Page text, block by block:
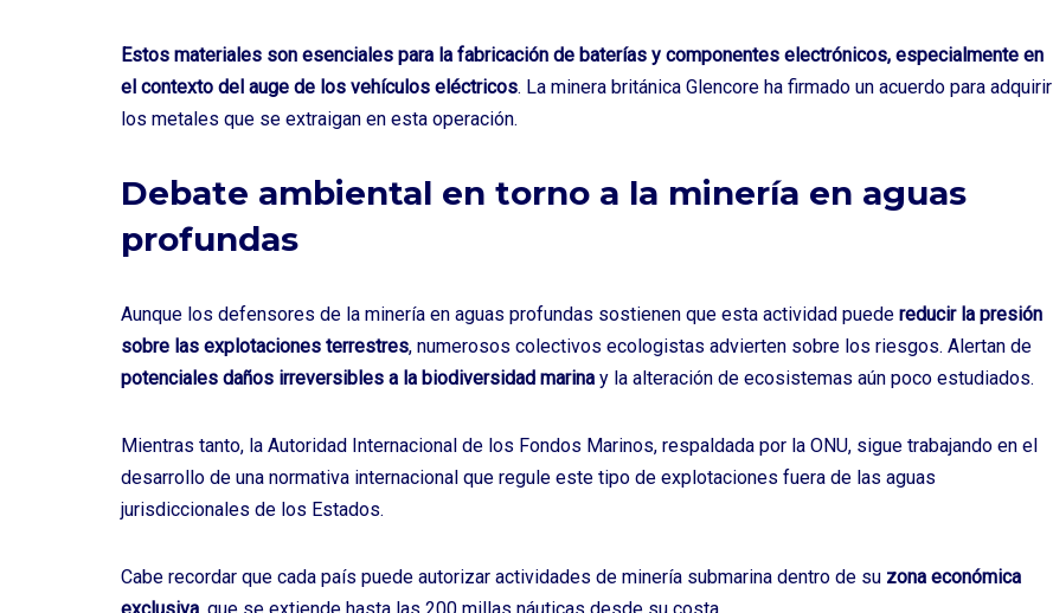
Estos materiales son esenciales para la fabricación de baterías y componentes electrónicos, especialmente en
el contexto del auge de los vehículos eléctricos. La minera británica Glencore ha firmado un acuerdo para adquirir
los metales que se extraigan en esta operación.
Debate ambiental en torno a la minería en aguas
profundas
Aunque los defensores de la minería en aguas profundas sostienen que esta actividad puede reducir la presión
sobre las explotaciones terrestres, numerosos colectivos ecologistas advierten sobre los riesgos. Alertan de
potenciales daños irreversibles a la biodiversidad marina y la alteración de ecosistemas aún poco estudiados.
Mientras tanto, la Autoridad Internacional de los Fondos Marinos, respaldada por la ONU, sigue trabajando en el
desarrollo de una normativa internacional que regule este tipo de explotaciones fuera de las aguas
jurisdiccionales de los Estados.
Cabe recordar que cada país puede autorizar actividades de minería submarina dentro de su zona económica